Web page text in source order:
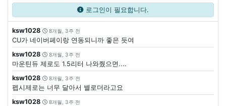
로그인이 필요합니다.
ksw1028 8개월, 3주 전
CU가 네이버페이랑 연동되니까 좋은 듯여
ksw1028
8개월, 3주 전
마운틴듀 제로도 1.5리터 나와줬으면....
ksw1028
8개월, 3주 전
펩시제로는 너무 달아서 별로더라고요
ksw1028
8개월, 3주 전